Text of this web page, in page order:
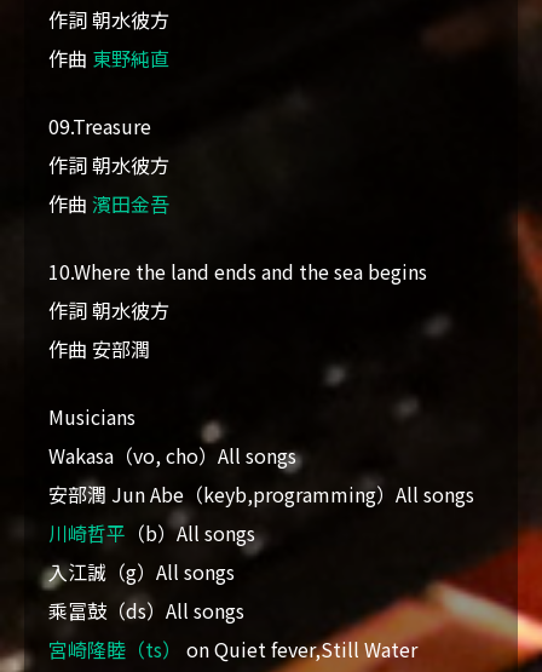
作詞 朝水彼方
作曲 東野純直
09.Treasure
作詞 朝水彼方
作曲 濱田金吾
10.Where the land ends and the sea begins
作詞 朝水彼方
作曲 安部潤
Musicians
Wakasa（vo, cho）All songs
安部潤 Jun Abe（keyb,programming）All songs
川崎哲平 （b）All songs
入江誠（g）All songs
乘冨鼓（ds）All songs
宮崎隆睦（ts）
on Quiet fever,Still Water